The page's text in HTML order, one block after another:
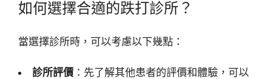
如何選擇合適的跌打診所？
當選擇診所時，可以考慮以下幾點：
診所評價 ：先了解其他患者的評價和體驗，可以